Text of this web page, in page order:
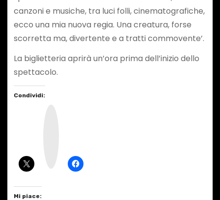
canzoni e musiche, tra luci folli, cinematografiche,
ecco una mia nuova regia. Una creatura, forse
scorretta ma, divertente e a tratti commovente’.
La biglietteria aprirà un’ora prima dell’inizio dello
spettacolo.
Condividi:
Mi piace: